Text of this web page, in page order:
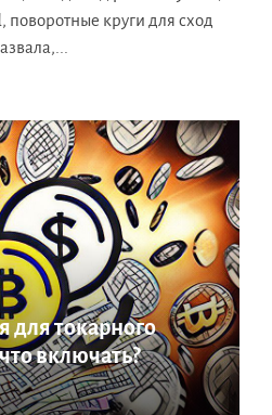
поворотные круги для сход
для токарного
включать?